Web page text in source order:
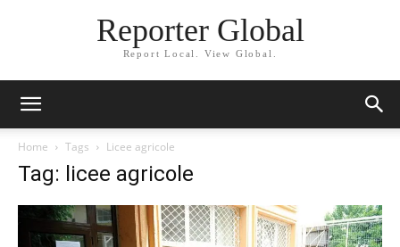
Reporter Global
Report Local. View Global.
Home Tags Licee agricole
Tag: licee agricole